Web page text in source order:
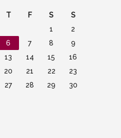
T F S
S
1
2
6 7 8
9
13 14 15
16
20 21 22
23
27 28 29
30